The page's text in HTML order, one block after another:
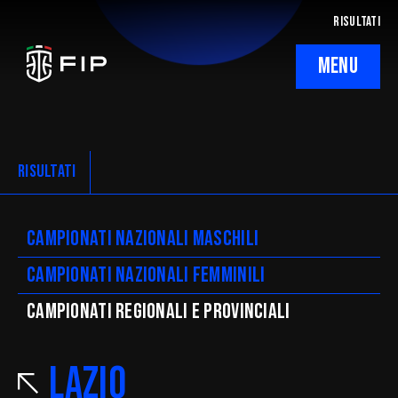
RISULTATI
MENU
Ticketing
Regolamenti
Trasparenza
SafeGuarding/SPOC
Comitati Regionali
RISULTATI
Campionati nazionali maschili
Campionati nazionali femminili
CAMpionati regionali e provinciali
Lazio